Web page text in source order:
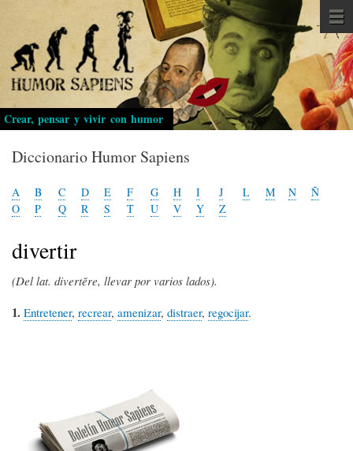
Pasar
al
contenido
principal
Crear, pensar y vivir con humor
Diccionario Humor Sapiens
A B C D E F G H I J L M N
Ñ
O
P Q R S T U V Y Z
divertir
(Del lat. divertĕre, llevar por varios lados).
1. Entretener, recrear, amenizar, distraer, regocijar.